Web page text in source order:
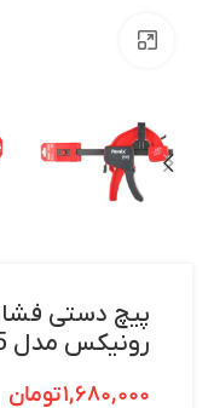
رونیکس مدل RH-7515
۱,۶۸۰,۰۰۰تومان